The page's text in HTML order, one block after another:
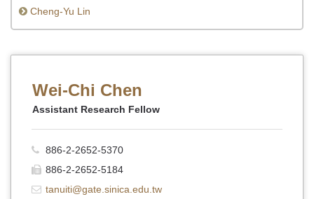
Cheng-Yu Lin
Wei-Chi Chen
Assistant Research Fellow
886-2-2652-5370
886-2-2652-5184
tanuiti@gate.sinica.edu.tw